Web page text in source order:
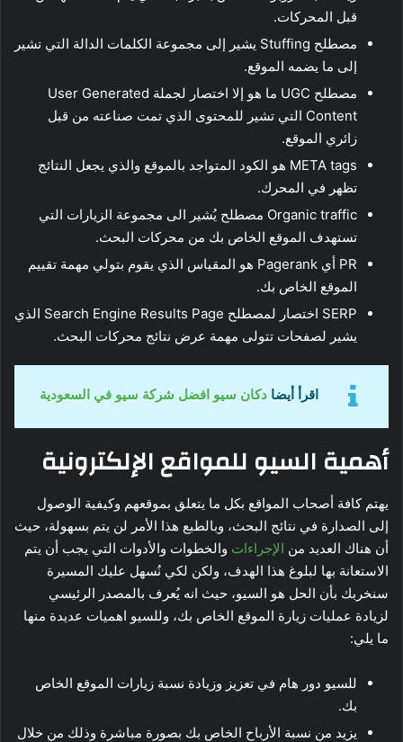
قبل المحركات.
مصطلح Stuffing يشير إلى مجموعة الكلمات الدالة التي تشير
إلى ما يضمه الموقع.
مصطلح UGC ما هو إلا اختصار لجملة User Generated
Content التي تشير للمحتوى الذي تمت صناعته من قبل
زائري الموقع.
META tags هو الكود المتواجد بالموقع والذي يجعل النتائج
تظهر في المحرك.
Organic traffic مصطلح يُشير الى مجموعة الزيارات التي
تستهدف الموقع الخاص بك من محركات البحث.
PR أي Pagerank هو المقياس الذي يقوم بتولي مهمة تقييم
الموقع الخاص بك.
SERP اختصار لمصطلح Search Engine Results Page الذي
يشير لصفحات تتولى مهمة عرض نتائج محركات البحث.
اقرأ أيضا دكان سيو افضل شركة سيو في السعودية
أهمية السيو للمواقع الإلكترونية
يهتم كافة أصحاب المواقع بكل ما يتعلق بموقعهم وكيفية الوصول
إلى الصدارة في نتائج البحث، وبالطبع هذا الأمر لن يتم بسهولة، حيث
أن هناك العديد من الإجراءات والخطوات والأدوات التي يجب أن يتم
الاستعانة بها لبلوغ هذا الهدف، ولكن لكي نُسهل عليك المسيرة
سنخربك بأن الحل هو السيو، حيث انه يُعرف بالمصدر الرئيسي
لزيادة عمليات زيارة الموقع الخاص بك، وللسيو اهميات عديدة منها
ما يلي:
للسيو دور هام في تعزيز وزيادة نسبة زيارات الموقع الخاص
بك.
يزيد من نسبة الأرباح الخاص بك بصورة مباشرة وذلك من خلال